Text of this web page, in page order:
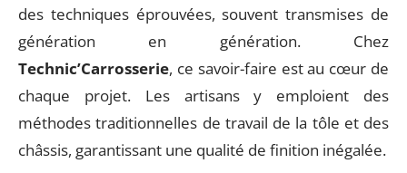
des techniques éprouvées, souvent transmises de
génération en génération. Chez
Technic’Carrosserie, ce savoir-faire est au cœur de
chaque projet. Les artisans y emploient des
méthodes traditionnelles de travail de la tôle et des
châssis, garantissant une qualité de finition inégalée.